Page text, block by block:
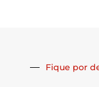
Fique por